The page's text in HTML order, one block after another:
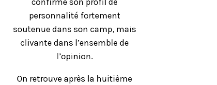
personnalité fortement
soutenue dans son camp, mais
clivante dans l’ensemble de
l’opinion.
On retrouve après la huitième